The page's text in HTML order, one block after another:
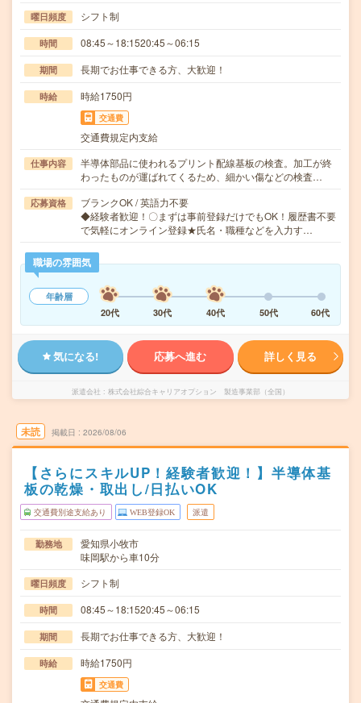
曜日頻度 シフト制
時間 08:45～18:1520:45～06:15
期間 長期でお仕事できる方、大歓迎！
時給 時給1750円
交通費
交通費規定内支給
仕事内容
半導体部品に使われるプリント配線基板の検査。加工が終
わったものが運ばれてくるため、細かい傷などの検査…
応募資格
ブランクOK / 英語力不要
◆経験者歓迎！〇まずは事前登録だけでもOK！履歴書不要
で気軽にオンライン登録★氏名・職種などを入力す…
職場の雰囲気
年齢層
20代
30代 40代 50代 60代
気になる! 応募へ進む 詳しく見る
派遣会社 株式会社綜合キャリアオプション 製造事業部（全国）
未読 掲載日 2026/08/06
【さらにスキルUP！経験者歓迎！】半導体基
板の乾燥・取出し/日払いOK
交通費別途支給あり WEB登録OK 派遣
勤務地
愛知県小牧市
味岡駅から車10分
曜日頻度 シフト制
時間 08:45～18:1520:45～06:15
期間 長期でお仕事できる方、大歓迎！
時給 時給1750円
交通費